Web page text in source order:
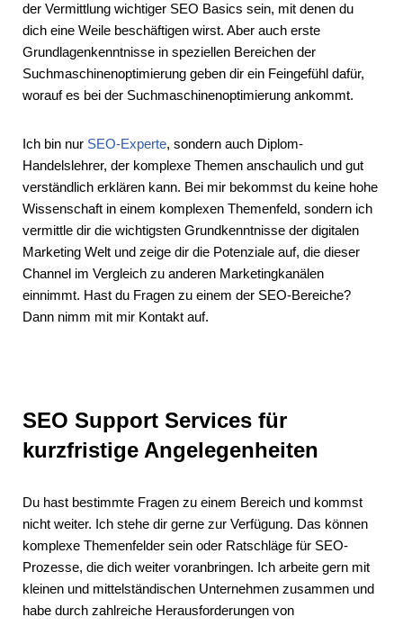
der Vermittlung wichtiger SEO Basics sein, mit denen du
dich eine Weile beschäftigen wirst. Aber auch erste
Grundlagenkenntnisse in speziellen Bereichen der
Suchmaschinenoptimierung geben dir ein Feingefühl dafür,
worauf es bei der Suchmaschinenoptimierung ankommt.
Ich bin nur SEO-Experte, sondern auch Diplom-
Handelslehrer, der komplexe Themen anschaulich und gut
verständlich erklären kann. Bei mir bekommst du keine hohe
Wissenschaft in einem komplexen Themenfeld, sondern ich
vermittle dir die wichtigsten Grundkenntnisse der digitalen
Marketing Welt und zeige dir die Potenziale auf, die dieser
Channel im Vergleich zu anderen Marketingkanälen
einnimmt. Hast du Fragen zu einem der SEO-Bereiche?
Dann nimm mit mir Kontakt auf.
SEO Support Services für
kurzfristige Angelegenheiten
Du hast bestimmte Fragen zu einem Bereich und kommst
nicht weiter. Ich stehe dir gerne zur Verfügung. Das können
komplexe Themenfelder sein oder Ratschläge für SEO-
Prozesse, die dich weiter voranbringen. Ich arbeite gern mit
kleinen und mittelständischen Unternehmen zusammen und
habe durch zahlreiche Herausforderungen von